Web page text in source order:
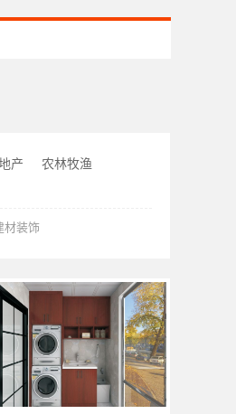
产
农林牧渔
材装饰